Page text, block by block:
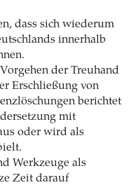
dass sich wiederum
innerhalb
der Treuhand
Erschließung von
berichtet
mit
oder wird als
Werkzeuge als
Zeit darauf